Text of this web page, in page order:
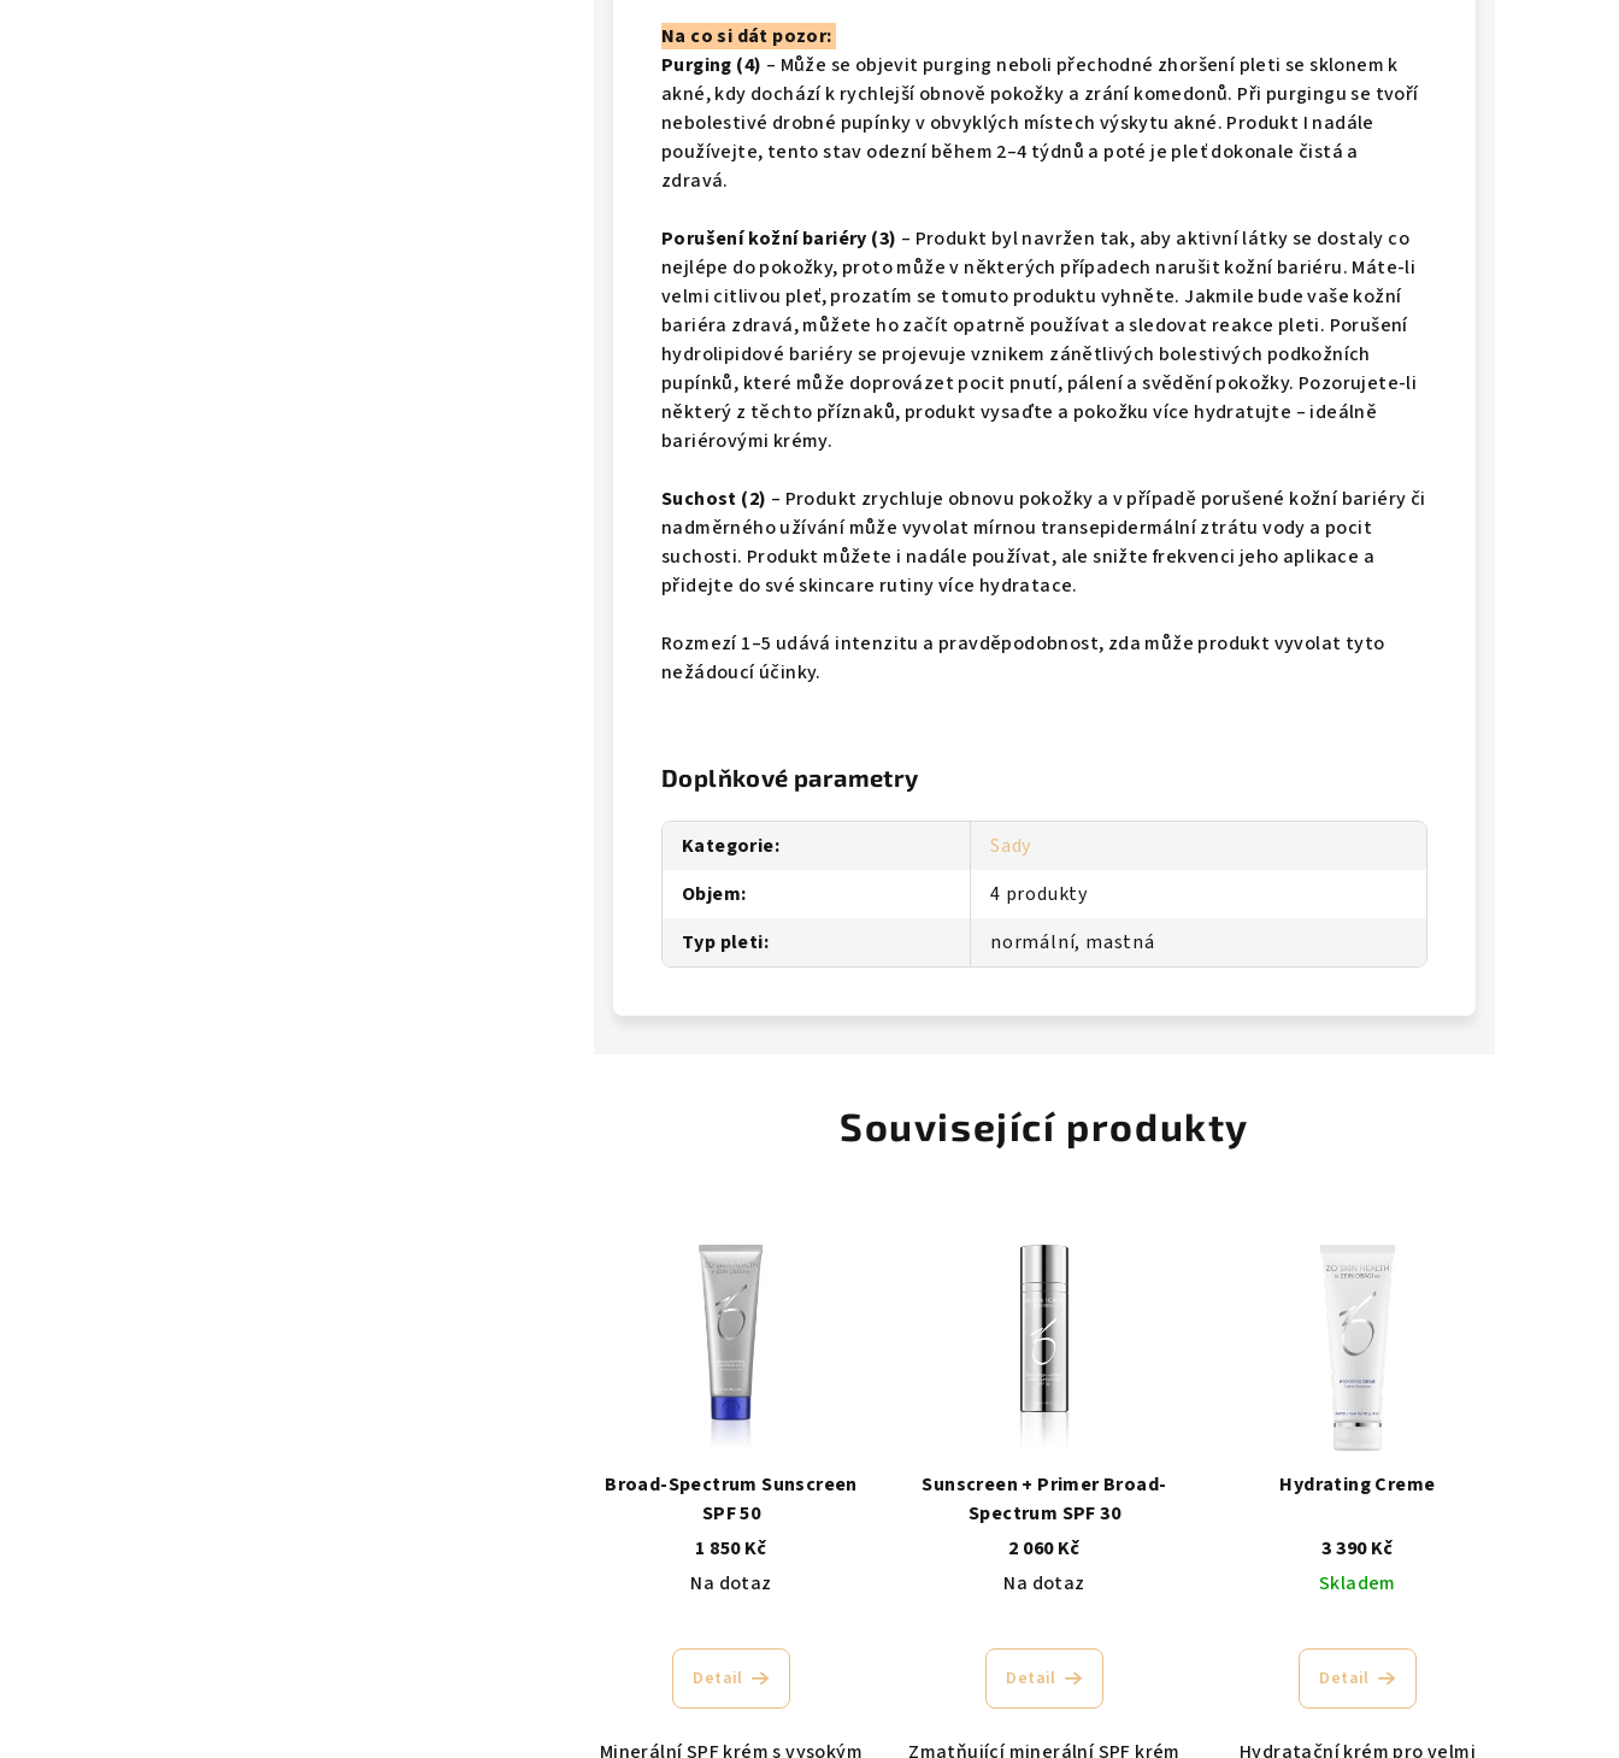
Na co si dát pozor:
Purging (4) – Může se objevit purging neboli přechodné zhoršení pleti se sklonem k
akné, kdy dochází k rychlejší obnově pokožky a zrání komedonů. Při purgingu se tvoří
nebolestivé drobné pupínky v obvyklých místech výskytu akné. Produkt I nadále
používejte, tento stav odezní během 2–4 týdnů a poté je pleť dokonale čistá a
zdravá.
Porušení kožní bariéry (3) – Produkt byl navržen tak, aby aktivní látky se dostaly co
nejlépe do pokožky, proto může v některých případech narušit kožní bariéru. Máte-li
velmi citlivou pleť, prozatím se tomuto produktu vyhněte. Jakmile bude vaše kožní
bariéra zdravá, můžete ho začít opatrně používat a sledovat reakce pleti. Porušení
hydrolipidové bariéry se projevuje vznikem zánětlivých bolestivých podkožních
pupínků, které může doprovázet pocit pnutí, pálení a svědění pokožky. Pozorujete-li
některý z těchto příznaků, produkt vysaďte a pokožku více hydratujte – ideálně
bariérovými krémy.
Suchost (2) – Produkt zrychluje obnovu pokožky a v případě porušené kožní bariéry či
nadměrného užívání může vyvolat mírnou transepidermální ztrátu vody a pocit
suchosti. Produkt můžete i nadále používat, ale snižte frekvenci jeho aplikace a
přidejte do své skincare rutiny více hydratace.
Rozmezí 1–5 udává intenzitu a pravděpodobnost, zda může produkt vyvolat tyto
nežádoucí účinky.
Doplňkové parametry
Kategorie:
Sady
Objem:
4 produkty
Typ pleti: normální, mastná
Související produkty
Broad-Spectrum Sunscreen
SPF 50
1 850 Kč
Na dotaz
Detail
Minerální SPF krém s vysokým
Sunscreen + Primer Broad-
Spectrum SPF 30
2 060 Kč
Na dotaz
Detail
Zmatňující minerální SPF krém
Hydrating Creme
3 390 Kč
Skladem
Detail
Hydratační krém pro velmi